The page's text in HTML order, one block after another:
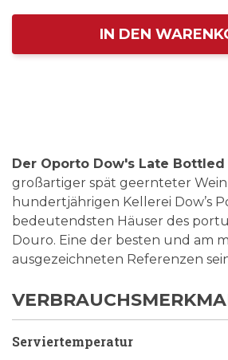
IN DEN
Der Oporto Dow's Late
großartiger spät geernteter Wein
hundertjährigen Kellerei Dow’s
bedeutendsten Häuser des
Douro. Eine der besten und am
ausgezeichneten Referenzen
Serviertemperatur